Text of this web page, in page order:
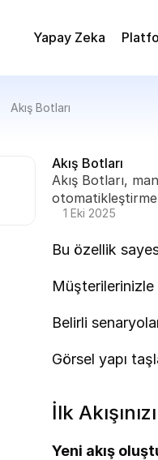
Yapay Zeka
Akış Botları
Akış Botları
Akış Botları,
1 Eki 2025
Bu özellik
Müşterilerinizle
Belirli
Görsel yapı
İlk
Yeni akış